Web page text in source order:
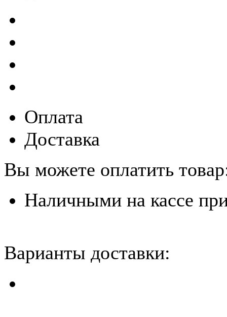
Оплата
Доставка
Вы можете оплатить
Наличными на кассе
Варианты доставки: